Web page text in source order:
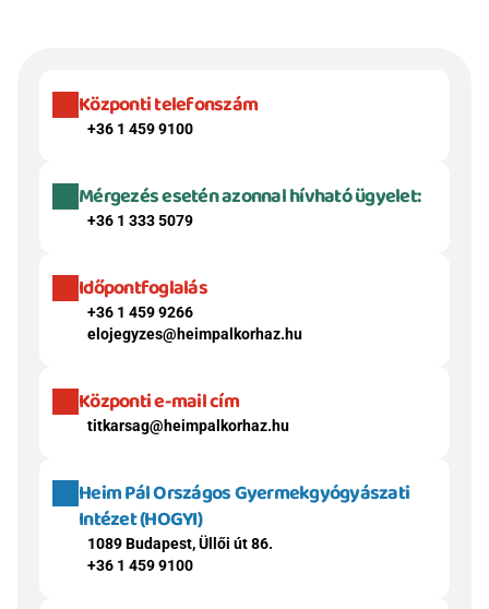
Központi telefonszám
+36 1 459 9100
Mérgezés esetén azonnal hívható ügyelet:
+36 1 333 5079
Időpontfoglalás
+36 1 459 9266
elojegyzes@heimpalkorhaz.hu
Központi e-mail cím
titkarsag@heimpalkorhaz.hu
Heim Pál Országos Gyermekgyógyászati
Intézet (HOGYI)
1089 Budapest, Üllői út 86.
+36 1 459 9100